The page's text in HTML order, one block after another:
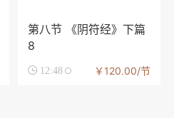
第八节 《阴符经》下篇
8
 12:48 ￥120.00/节